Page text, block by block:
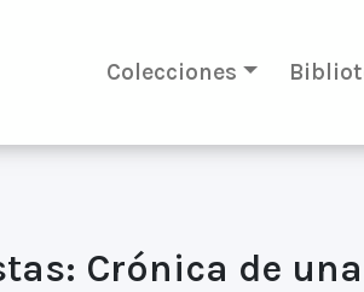
Colecciones
Crónica de